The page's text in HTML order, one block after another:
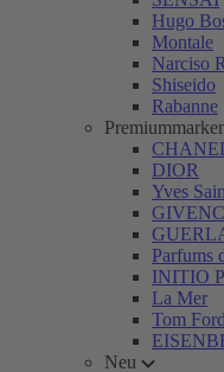
Hugo
Montale
Narciso
Shiseido
Rabanne
DIOR
Yves
Parfums
INITIO
La Mer
Tom Ford
Neu